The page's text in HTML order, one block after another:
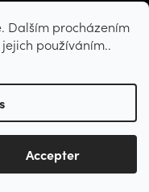
Dalším procházením
používáním..
Accepter
. Tous droits réservés.
cookies